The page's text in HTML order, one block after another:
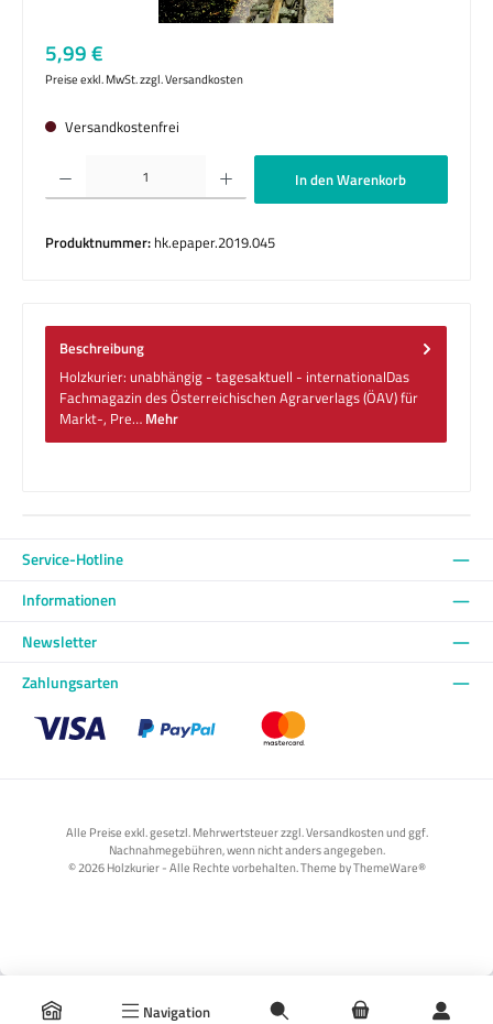
Navigation
Regulärer Preis:
5,99 €
Preise exkl. MwSt. zzgl. Versandkosten
Versandkostenfrei
Produkt Anzahl: Gib den gewünschten Wert ein oder benutze die Schaltflächen um
In den Warenkorb
Produktnummer: hk.epaper.2019.045
Beschreibung
Holzkurier: unabhängig - tagesaktuell - internationalDas
Fachmagazin des Österreichischen Agrarverlags (ÖAV) für
Markt-, Pre… Mehr
Service-Hotline
Informationen
Newsletter
Zahlungsarten
Alle Preise exkl. gesetzl. Mehrwertsteuer zzgl. Versandkosten und ggf.
Nachnahmegebühren, wenn nicht anders angegeben.
© 2026 Holzkurier - Alle Rechte vorbehalten. Theme byThemeWare®